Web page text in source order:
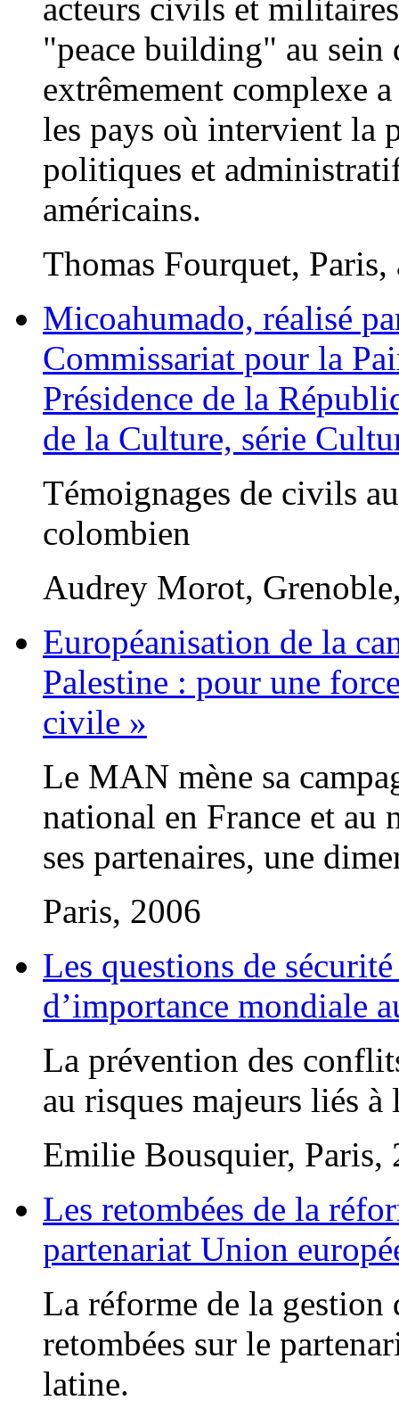
acteurs civils et
"peace building" au sein
extrêmement complexe
les pays où intervient la
politiques et
américains.
Thomas Fourquet,
Micoahumado, réalisé
Commissariat pour la
Présidence de la
de la Culture, série
Témoignages de civils
colombien
Audrey Morot,
Européanisation de la
Palestine : pour une
civile »
Le MAN mène sa
national en France et au
ses partenaires, une
Paris, 2006
Les questions de
d’importance mondiale
La prévention des
au risques majeurs liés à
Emilie Bousquier, Paris,
Les retombées de la
partenariat Union
La réforme de la gestion
retombées sur le
latine.